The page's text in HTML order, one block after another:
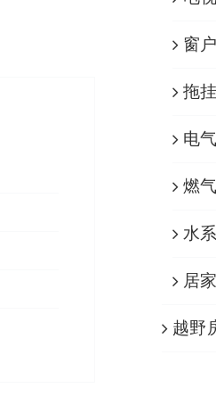
窗
拖
电
燃
水
居
越野